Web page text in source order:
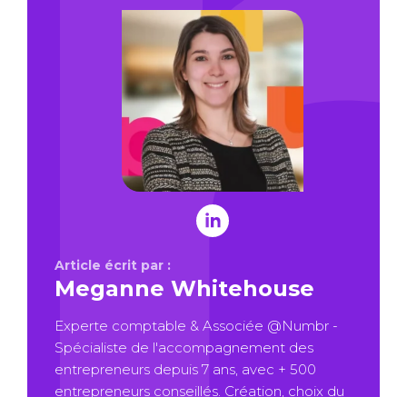
Article écrit par :
Meganne Whitehouse
Experte comptable & Associée @Numbr -
Spécialiste de l'accompagnement des
entrepreneurs depuis 7 ans, avec + 500
entrepreneurs conseillés. Création, choix du